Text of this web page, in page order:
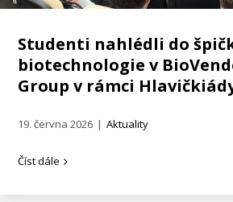
Studenti nahlédli do
biotechnologie v
Group v rámci
19. června 2026 | Aktuality
Číst dále